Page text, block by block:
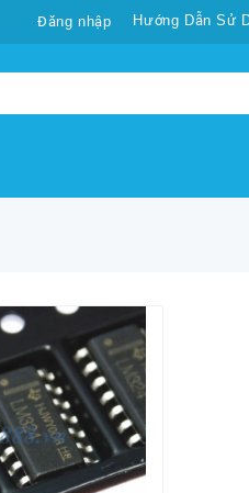
Hướng Dẫn Sử
Đăng nhập